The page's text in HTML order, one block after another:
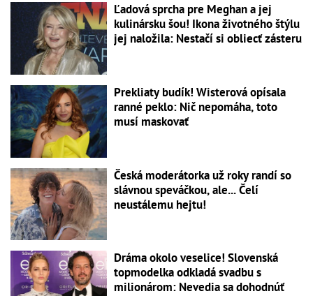
Ľadová sprcha pre Meghan a jej
kulinársku šou! Ikona životného štýlu
jej naložila: Nestačí si obliecť zásteru
Prekliaty budík! Wisterová opísala
ranné peklo: Nič nepomáha, toto
musí maskovať
Česká moderátorka už roky randí so
slávnou speváčkou, ale... Čelí
neustálemu hejtu!
Dráma okolo veselice! Slovenská
topmodelka odkladá svadbu s
milionárom: Nevedia sa dohodnúť